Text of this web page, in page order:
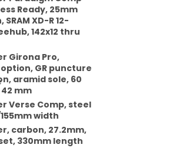
Ready, 25mm
XD-R 12-
142x12 thru
Girona Pro,
GR puncture
aramid sole, 60
mm
Verse Comp, steel
width
carbon, 27.2mm,
330mm length